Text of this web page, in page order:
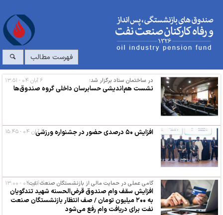
فهرست مطالب
در ساختمان ستاد برگزار شد؛
نشست هم‌اندیشی حسابرسان داخلی گروه صندوق‌ها
۶ آبان ۰۴ - ۱۳:۵۱
افزایش ۵۰ درصدی حضور در جشنواره ورزشی ۴ آبان ۰۴ - ۱۵:۴۵
گامی عملی در حمایت مالی از بازنشستگان صنعت نفت؛
افزایش سقف وام صندوق قرض‌الحسنه شهید تندگویان
به ۲۰۰ میلیون تومان / صف انتظار بازنشستگان صنعت
نفت برای دریافت وام رفع می‌شود
۴ آبان ۰۴ - ۱۳:۰۰